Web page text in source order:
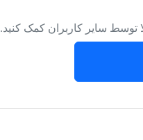
توسط سایر کاربران کمک کنید.